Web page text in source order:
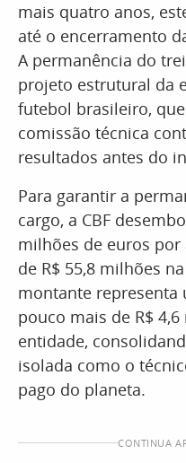
mais quatro anos,
até o encerramento
A permanência do
projeto estrutural da
futebol brasileiro,
comissão técnica
resultados antes do
Para garantir a
cargo, a CBF
milhões de euros por
de R$ 55,8 milhões
montante representa
pouco mais de R$
entidade,
isolada como o
pago do planeta.
CONTINUA